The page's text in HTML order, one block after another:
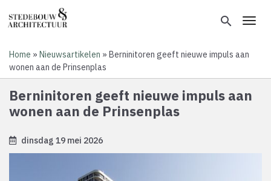
en
naar
inhoud
gaan
search
Kruimelpad
Home Nieuwsartikelen
Berninitoren geeft nieuwe impuls aan
wonen aan de Prinsenplas
Berninitoren geeft nieuwe impuls aan
wonen aan de Prinsenplas
dinsdag 19 mei 2026